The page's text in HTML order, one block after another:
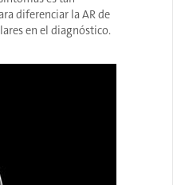
diferenciar la AR de
en el diagnóstico.